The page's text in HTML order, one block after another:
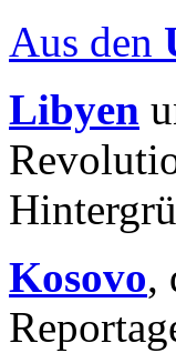
Aus den
Libyen
Kosovo,